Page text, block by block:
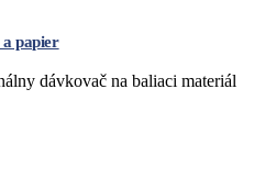
papier
dávkovač na baliaci materiál